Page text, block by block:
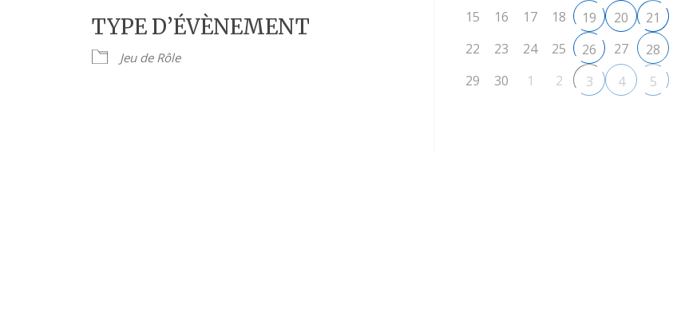
TYPE D’ÉVÈNEMENT
Jeu de Rôle
15
16 17 18 19 20
21
22
23 24 25 26 27
28
29
30 1 2 3 4 5